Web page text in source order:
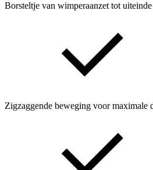
Borsteltje van wimperaanzet tot
Zigzaggende beweging voor maximale